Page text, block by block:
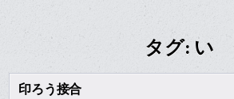
タグ: い
印ろう接合